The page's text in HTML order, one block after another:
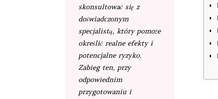
skonsultować się z
doświadczonym
specjalistą, który pomoże
określić realne efekty i
potencjalne ryzyko.
Zabieg ten, przy
odpowiednim
przygotowaniu i